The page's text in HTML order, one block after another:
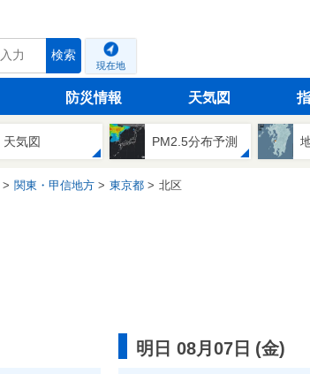
検索
現在地
防災情報 天気図
天気図 PM2.5分布予測
関東・甲信地方 東京都 北区
明日 08月07日 (金)